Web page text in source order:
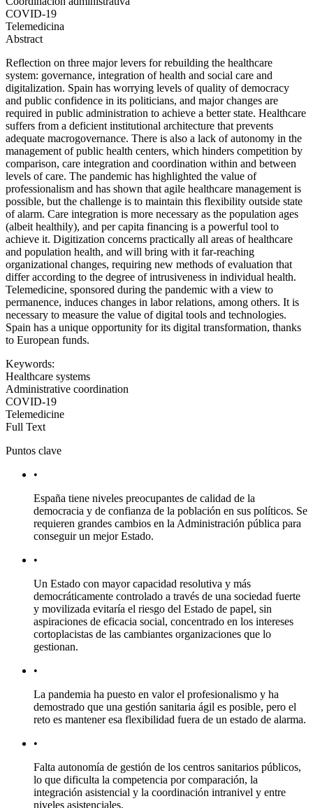
COVID-19
Telemedicina
Abstract
Reflection on three major levers for rebuilding the healthcare
system: governance, integration of health and social care and
digitalization. Spain has worrying levels of quality of democracy
and public confidence in its politicians, and major changes are
required in public administration to achieve a better state. Healthcare
suffers from a deficient institutional architecture that prevents
adequate macrogovernance. There is also a lack of autonomy in the
management of public health centers, which hinders competition by
comparison, care integration and coordination within and between
levels of care. The pandemic has highlighted the value of
professionalism and has shown that agile healthcare management is
possible, but the challenge is to maintain this flexibility outside state
of alarm. Care integration is more necessary as the population ages
(albeit healthily), and per capita financing is a powerful tool to
achieve it. Digitization concerns practically all areas of healthcare
and population health, and will bring with it far-reaching
organizational changes, requiring new methods of evaluation that
differ according to the degree of intrusiveness in individual health.
Telemedicine, sponsored during the pandemic with a view to
permanence, induces changes in labor relations, among others. It is
necessary to measure the value of digital tools and technologies.
Spain has a unique opportunity for its digital transformation, thanks
to European funds.
Keywords:
Healthcare systems
Administrative coordination
COVID-19
Telemedicine
Full Text
Puntos clave
•
España tiene niveles preocupantes de calidad de la
democracia y de confianza de la población en sus políticos. Se
requieren grandes cambios en la Administración pública para
conseguir un mejor Estado.
•
Un Estado con mayor capacidad resolutiva y más
democráticamente controlado a través de una sociedad fuerte
y movilizada evitaría el riesgo del Estado de papel, sin
aspiraciones de eficacia social, concentrado en los intereses
cortoplacistas de las cambiantes organizaciones que lo
gestionan.
•
La pandemia ha puesto en valor el profesionalismo y ha
demostrado que una gestión sanitaria ágil es posible, pero el
reto es mantener esa flexibilidad fuera de un estado de alarma.
•
Falta autonomía de gestión de los centros sanitarios públicos,
lo que dificulta la competencia por comparación, la
integración asistencial y la coordinación intranivel y entre
niveles asistenciales.